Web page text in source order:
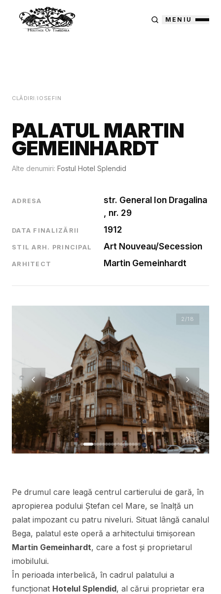
MENIU
CLĂDIRI IOSEFIN
PALATUL MARTIN
GEMEINHARDT
Alte denumiri: Fostul Hotel Splendid
ADRESA
str. General Ion Dragalina
, nr. 29
DATA FINALIZĂRII 1912
STIL ARH. PRINCIPAL Art Nouveau/Secession
ARHITECT Martin Gemeinhardt
2 /18
Pe drumul care leagă centrul cartierului de gară, în
apropierea podului Ștefan cel Mare, se înalță un
palat impozant cu patru niveluri. Situat lângă canalul
Bega, palatul este operă a arhitectului timișorean
Martin Gemeinhardt, care a fost și proprietarul
imobilului.
În perioada interbelică, în cadrul palatului a
funcționat Hotelul Splendid, al cărui proprietar era